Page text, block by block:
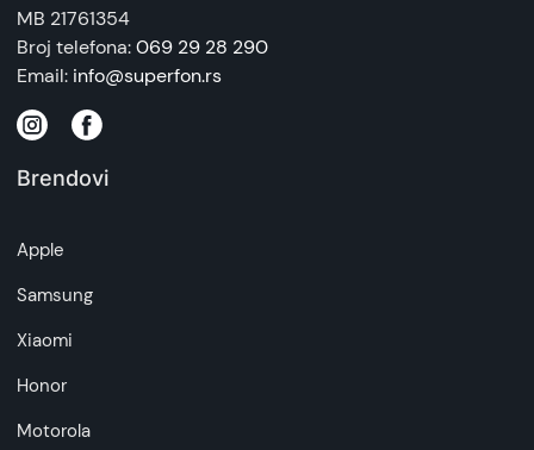
MB 21761354
Broj telefona:069 29 28 290
Email: info@superfon.rs
Brendovi
Apple
Samsung
Xiaomi
Honor
Motorola